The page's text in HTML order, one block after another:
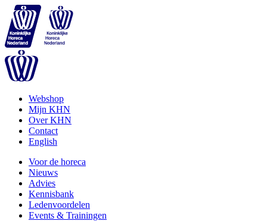
Webshop
Mijn KHN
Over KHN
Contact
English
Voor de horeca
Nieuws
Advies
Kennisbank
Ledenvoordelen
Events & Trainingen